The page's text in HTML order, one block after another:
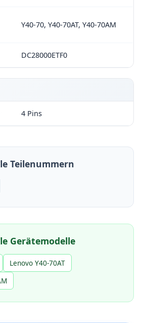
Y40-70, Y40-70AT, Y40-70AM
DC28000ETF0
4 Pins
Teilenummern
Gerätemodelle
Lenovo Y40-70AT